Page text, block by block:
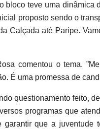
bloco teve uma dinâmica
proposto sendo o
Calçada até Paripe.
comentou o tema.
É uma promessa de
questionamento feito,
programas que
garantir que a juventude